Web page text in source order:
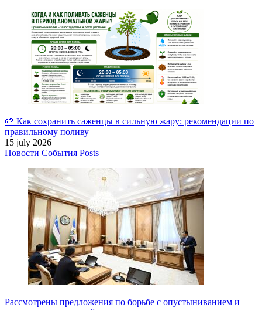
🌱 Как сохранить саженцы в сильную жару: рекомендации по
правильному поливу
15 july 2026
Новости События Posts
Рассмотрены предложения по борьбе с опустыниванием и